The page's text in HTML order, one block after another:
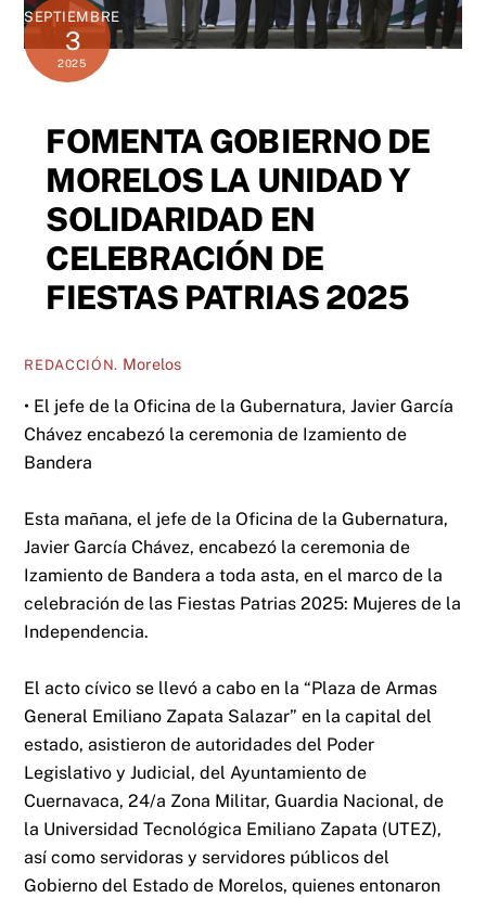
SEPTIEMBRE
3
2025
FOMENTA GOBIERNO DE
MORELOS LA UNIDAD Y
SOLIDARIDAD EN
CELEBRACIÓN DE
FIESTAS PATRIAS 2025
REDACCIÓN. Morelos
• El jefe de la Oficina de la Gubernatura, Javier García
Chávez encabezó la ceremonia de Izamiento de
Bandera
Esta mañana, el jefe de la Oficina de la Gubernatura,
Javier García Chávez, encabezó la ceremonia de
Izamiento de Bandera a toda asta, en el marco de la
celebración de las Fiestas Patrias 2025: Mujeres de la
Independencia.
El acto cívico se llevó a cabo en la “Plaza de Armas
General Emiliano Zapata Salazar” en la capital del
estado, asistieron de autoridades del Poder
Legislativo y Judicial, del Ayuntamiento de
Cuernavaca, 24/a Zona Militar, Guardia Nacional, de
la Universidad Tecnológica Emiliano Zapata (UTEZ),
así como servidoras y servidores públicos del
Gobierno del Estado de Morelos, quienes entonaron